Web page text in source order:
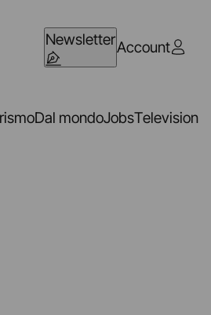
NewsletterAccount
Dal mondoJobsTelevision